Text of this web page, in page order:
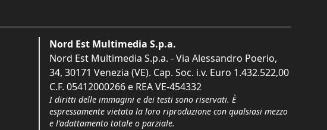
Nord Est Multimedia S.p.a.
Nord Est Multimedia S.p.a. - Via Alessandro Poerio,
34, 30171 Venezia (VE). Cap. Soc. i.v. Euro 1.432.522,00
C.F. 05412000266 e REA VE-454332
I diritti delle immagini e dei testi sono riservati. È
espressamente vietata la loro riproduzione con qualsiasi mezzo
e l'adattamento totale o parziale.